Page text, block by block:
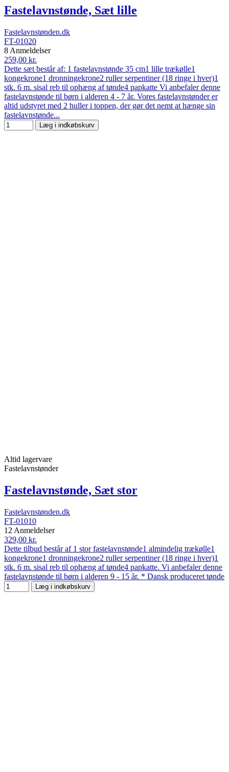
Fastelavnstønde, Sæt lille
Fastelavnstønden.dk
FT-01020
8 Anmeldelser
259,00 kr.
Dette sæt består af: 1 fastelavnstønde 35 cm1 lille trækølle1
kongekrone1 dronningekrone2 ruller serpentiner (18 ringe i hver)1
stk. 6 m. sisal reb til ophæng af tønde4 papkatte Vi anbefaler denne
fastelavnstønde til børn i alderen 4 - 7 år. Vores fastelavnstønder er
altid udstyret med 2 huller i toppen, der gør det nemt at hænge sin
fastelavnstønde...
Læg i indkøbskurv
Altid lagervare
Fastelavnstønder
Fastelavnstønde, Sæt stor
Fastelavnstønden.dk
FT-01010
12 Anmeldelser
329,00 kr.
Dette tilbud består af 1 stor fastelavnstønde1 almindelig trækølle1
kongekrone1 dronningekrone2 ruller serpentiner (18 ringe i hver)1
stk. 6 m. sisal reb til ophæng af tønde4 papkatte. Vi anbefaler denne
fastelavnstønde til børn i alderen 9 - 15 år. * Dansk produceret tønde
Læg i indkøbskurv